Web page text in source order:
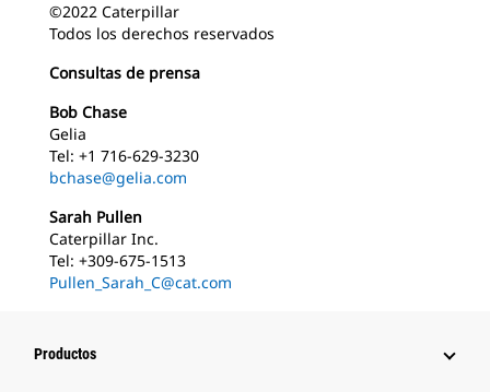
©2022 Caterpillar
Todos los derechos reservados
Consultas de prensa
Bob Chase
Gelia
Tel: +1 716-629-3230
bchase@gelia.com
Sarah Pullen
Caterpillar Inc.
Tel: +309-675-1513
Pullen_Sarah_C@cat.com
Productos